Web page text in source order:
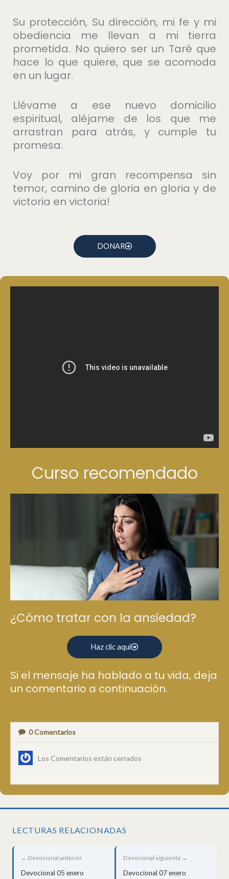
Su protección, Su dirección, mi fe y mi
obediencia me llevan a mi tierra
prometida. No quiero ser un Taré que
hace lo que quiere, que se acomoda
en un lugar.
Llévame a ese nuevo domicilio
espiritual, aléjame de los que me
arrastran para atrás, y cumple tu
promesa.
Voy por mi gran recompensa sin
temor, camino de gloria en gloria y de
victoria en victoria!
DONAR
Curso recomendado
¿Cómo tratar con la ansiedad?
Haz clic aquí
Si el mensaje ha hablado a tu vida, deja
un comentario a continuación.
0Comentarios
Los Comentarios están cerrados
LECTURAS RELACIONADAS
← Devocional anterior
Devocional 05 enero
Devocional siguiente →
Devocional 07 enero